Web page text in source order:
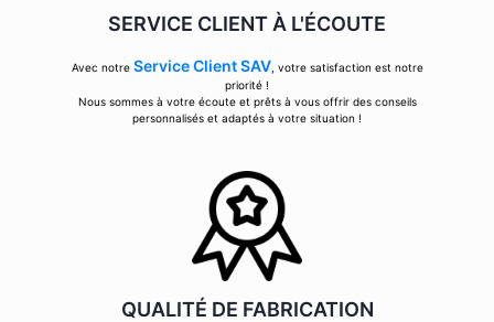
SERVICE CLIENT À L'ÉCOUTE
Avec notre Service Client SAV, votre satisfaction est notre
priorité !
Nous sommes à votre écoute et prêts à vous offrir des conseils
personnalisés et adaptés à votre situation !
QUALITÉ DE FABRICATION